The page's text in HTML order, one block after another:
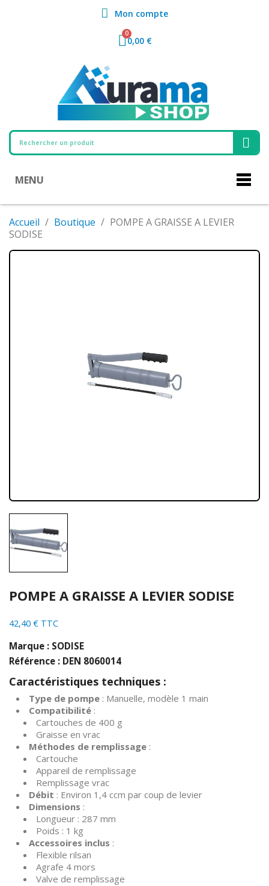
Mon compte
0,00 €
MENU
Accueil Boutique
POMPE A GRAISSE A LEVIER
SODISE
POMPE A GRAISSE A LEVIER SODISE
42,40 € TTC
Marque : SODISE
Référence : DEN 8060014
Caractéristiques techniques :
Type de pompe : Manuelle, modèle 1 main
Compatibilité :
Cartouches de 400 g
Graisse en vrac
Méthodes de remplissage :
Cartouche
Appareil de remplissage
Remplissage vrac
Débit : Environ 1,4 ccm par coup de levier
Dimensions :
Longueur : 287 mm
Poids : 1 kg
Accessoires inclus :
Flexible rilsan
Agrafe 4 mors
Valve de remplissage